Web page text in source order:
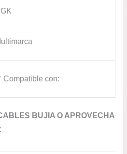
Compatible con:
BUJIA O APROVECHA